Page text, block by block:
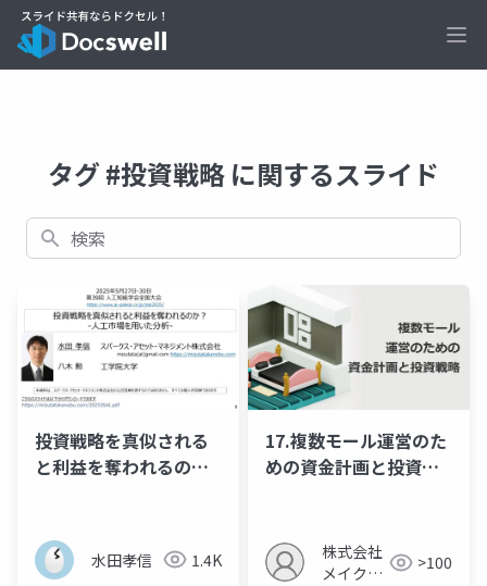
タグ #投資戦略 に関するスライド
検索
投資戦略を真似される
と利益を奪われるの
水田孝信 1.4K
17.複数モール運営のた
めの資金計画と投資戦
株式会社
メイクア
>100